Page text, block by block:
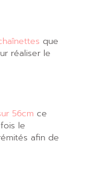
que
réaliser le
56cm ce
le
afin de